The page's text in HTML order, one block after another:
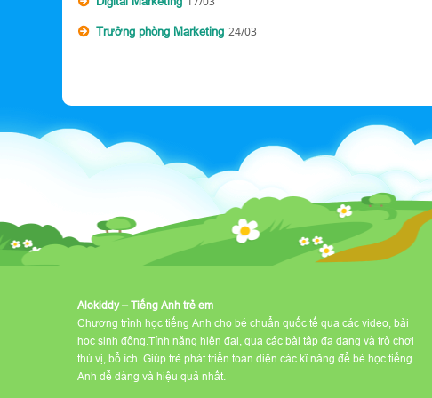
Trưởng phòng Marketing 24/03
Alokiddy – Tiếng Anh trẻ em
Chương trình học tiếng Anh cho bé chuẩn quốc tế qua các video, bài
học sinh động.Tính năng hiện đại, qua các bài tập đa dạng và trò chơi
thú vị, bổ ích. Giúp trẻ phát triển toàn diện các kĩ năng để bé học tiếng
Anh dễ dàng và hiệu quả nhất.